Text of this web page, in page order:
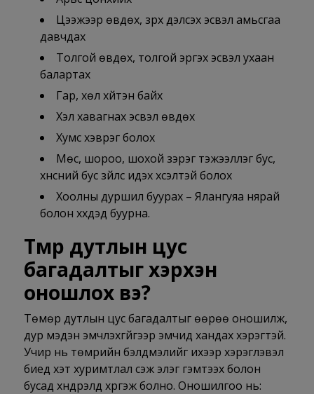
Цээжээр өвдөх, зүрх дэлсэх эсвэл амьсгаа
давчдах
Толгой өвдөх, толгой эргэх эсвэл ухаан
балартах
Гар, хөл хүйтэн байх
Хэл хавагнах эсвэл өвдөх
Хумс хэврэг болох
Мөс, шороо, шохой зэрэг тэжээллэг бус,
хүнсний бус зүйлс идэх хүсэлтэй болох
Хоолны дуршил буурах – Ялангуяа нярай
болон хүүхдэд буурна.
Төмөр дутлын цус
багадалтыг хэрхэн
оношлох вэ?
Төмөр дутлын цус багадалтыг өөрөө оношилж,
дур мэдэн эмчлэхгүйгээр эмчид хандах хэрэгтэй.
Учир нь төмрийн бэлдмэлийг ихээр хэрэглэвэл
биед хэт хуримтлал үүсэж элэг гэмтээх болон
бусад хүндрэлд хүргэж болно. Оношилгоо нь: